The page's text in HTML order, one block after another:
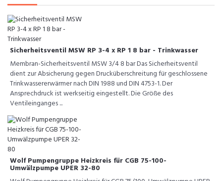
Sicherheitsventil MSW RP 3-4 x RP 1 8 bar - Trinkwasser
Membran-Sicherheitsventil MSW 3/4 8 bar Das Sicherheitsventil
dient zur Absicherung gegen Drucküberschreitung für geschlossene
Trinkwassererwärmer nach DIN 1988 und DIN 4753-1. Der
Ansprechdruck ist werkseitig eingestellt. Die Größe des
Ventileinganges ...
Wolf Pumpengruppe Heizkreis für CGB 75-100-
Umwälzpumpe UPER 32-80